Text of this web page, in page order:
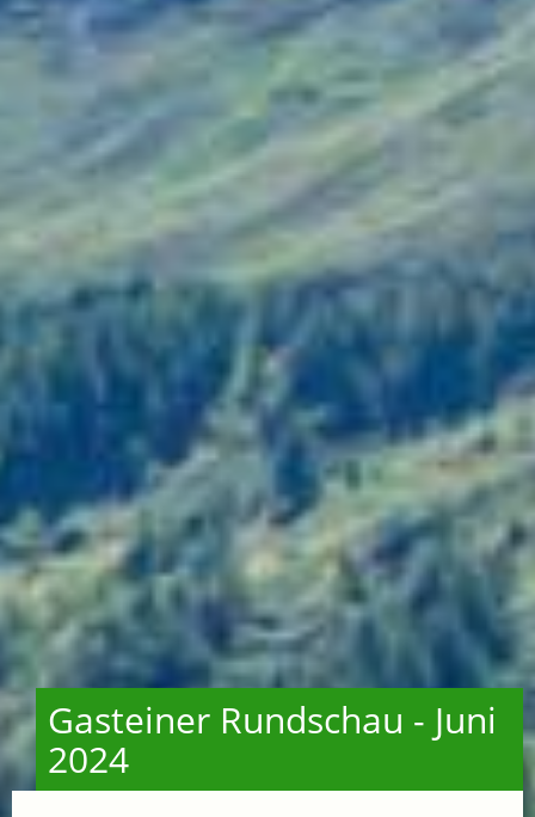
Gasteiner Rundschau - Juni
2024